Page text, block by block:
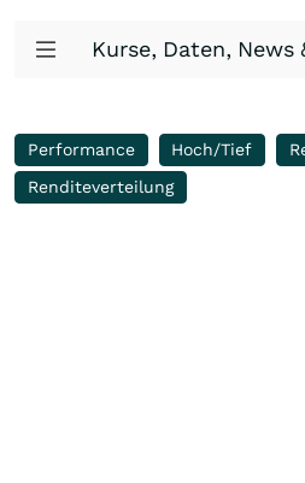
Kurse, Daten, News
Performance Hoch/Tief
Renditeverteilung